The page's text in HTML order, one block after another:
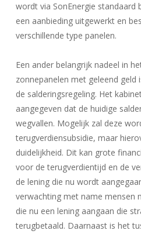
wordt via SonEnergie standaard
een aanbieding uitgewerkt en
verschillende type panelen.
Een ander belangrijk nadeel in
zonnepanelen met geleend geld
de salderingsregeling. Het
aangegeven dat de huidige
wegvallen. Mogelijk zal deze
terugverdiensubsidie, maar
duidelijkheid. Dit kan grote
voor de terugverdientijd en de
de lening die nu wordt
verwachting met name mensen
die nu een lening aangaan die
terugbetaald. Daarnaast is het